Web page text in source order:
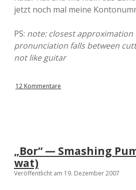
jetzt noch mal meine
PS: note: closest approximation
pronunciation falls between
not like guitar
12 Kommentare
„Bor“ — Smashing
wat)
Veröffentlicht am 19. Dezember 2007